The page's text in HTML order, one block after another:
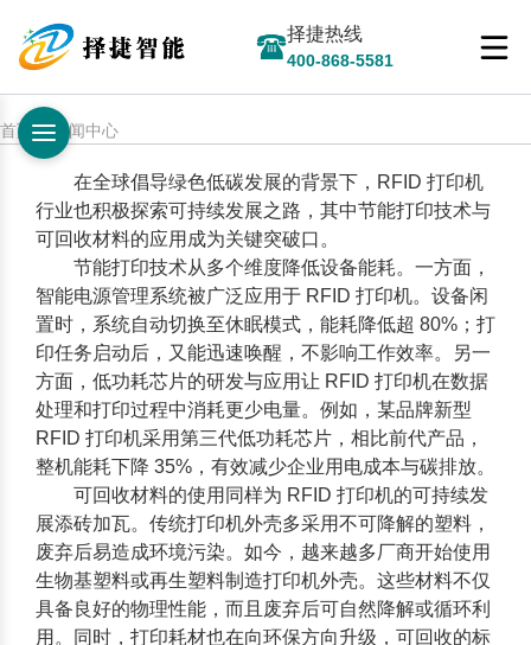
择捷热线
400-868-5581
首页 > 新闻中心
在全球倡导绿色低碳发展的背景下， RFID 打印机
行业也积极探索可持续发展之路，其中节能打印技术与
可回收材料的应用成为关键突破口。
节能打印技术从多个维度降低设备能耗。一方面，
智能电源管理系统被广泛应用于 RFID 打印机。设备闲
置时，系统自动切换至休眠模式，能耗降低超 80%；打
印任务启动后，又能迅速唤醒，不影响工作效率。另一
方面，低功耗芯片的研发与应用让 RFID 打印机在数据
处理和打印过程中消耗更少电量。例如，某品牌新型
RFID 打印机采用第三代低功耗芯片，相比前代产品，
整机能耗下降 35%，有效减少企业用电成本与碳排放。
可回收材料的使用同样为 RFID 打印机的可持续发
展添砖加瓦。传统打印机外壳多采用不可降解的塑料，
废弃后易造成环境污染。如今，越来越多厂商开始使用
生物基塑料或再生塑料制造打印机外壳。这些材料不仅
具备良好的物理性能，而且废弃后可自然降解或循环利
用。同时，打印耗材也在向环保方向升级，可回收的标